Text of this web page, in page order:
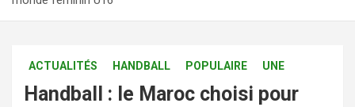
ACTUALITÉS HANDBALL POPULAIRE UNE
Handball : le Maroc choisi pour